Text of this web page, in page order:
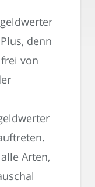
denn
von
Arten,